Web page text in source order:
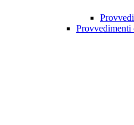
Provvedimenti